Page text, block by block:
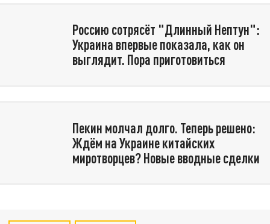
Россию сотрясёт "Длинный Нептун":
Украина впервые показала, как он
выглядит. Пора приготовиться
Пекин молчал долго. Теперь решено:
Ждём на Украине китайских
миротворцев? Новые вводные сделки